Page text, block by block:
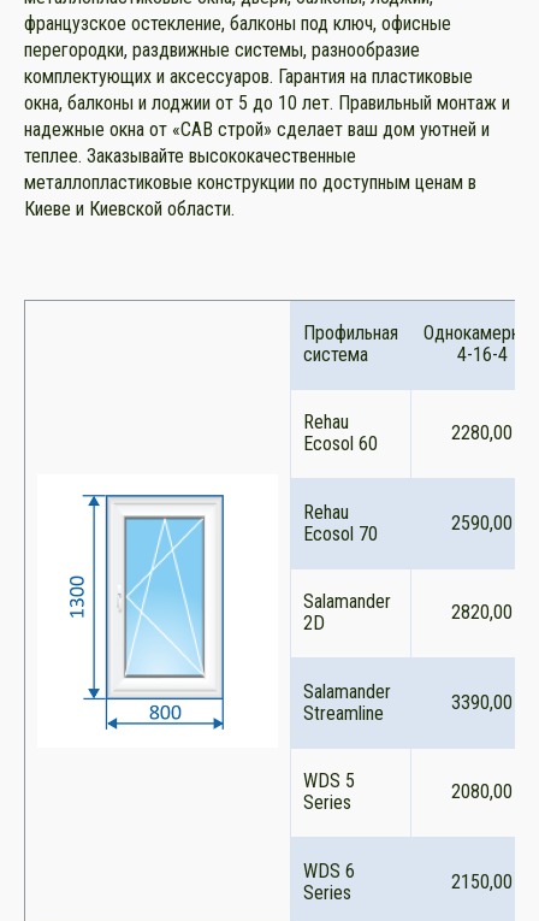
французское остекление, балконы под ключ, офисные
перегородки, раздвижные системы, разнообразие
комплектующих и аксессуаров. Гарантия на пластиковые
окна, балконы и лоджии от 5 до 10 лет. Правильный монтаж и
надежные окна от «САВ строй» сделает ваш дом уютней и
теплее. Заказывайте высококачественные
металлопластиковые конструкции по доступным ценам в
Киеве и Киевской области.
Профильная
система
Однокамерный
4-16-4
Rehau
Ecosol 60
2280,00
Rehau
Ecosol 70
2590,00
Salamander
2D
2820,00
Salamander
Streamline
3390,00
WDS 5
Series
2080,00
WDS 6
Series
2150,00